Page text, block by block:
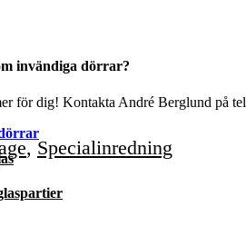
invändiga dörrar?
för dig! Kontakta André Berglund på
, Specialinredning